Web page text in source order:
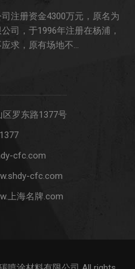
注册资金4300万元，原名为
司，于1996年注册在杨浦，
求，原有场地不...
区罗东路1377号
cfc.com
cfc.com
上海名牌.com